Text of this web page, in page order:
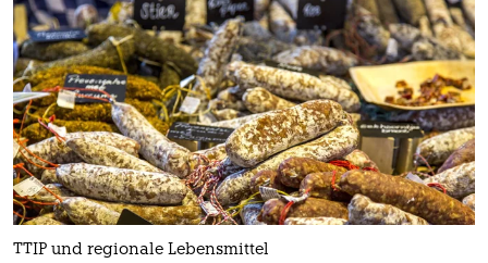
TTIP und regionale Lebensmittel